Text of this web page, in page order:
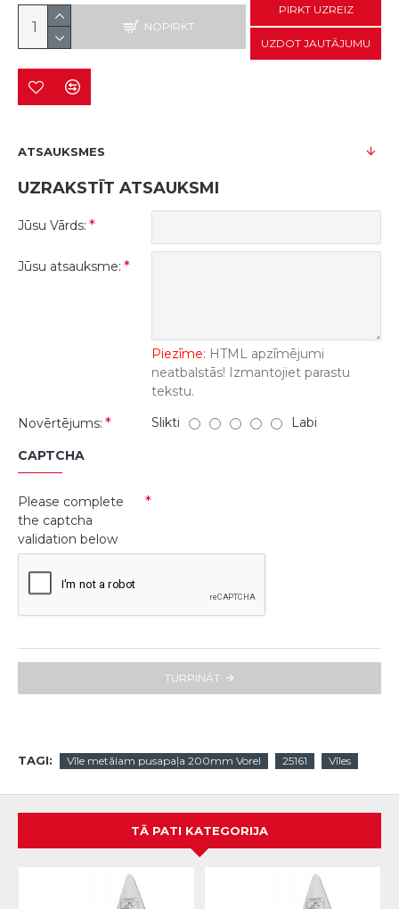
NOPIRKT
PIRKT UZREIZ
UZDOT JAUTĀJUMU
ATSAUKSMES
UZRAKSTĪT ATSAUKSMI
Jūsu Vārds:
Jūsu atsauksme:
Piezīme: HTML apzīmējumi
neatbalstās! Izmantojiet parastu
tekstu.
Novērtējums:
Slikti Labi
CAPTCHA
Please complete
the captcha
validation below
TURPINĀT
TAGI: Vīle metālam pusapaļa 200mm Vorel 25161 Vīles
TĀ PATI KATEGORIJA